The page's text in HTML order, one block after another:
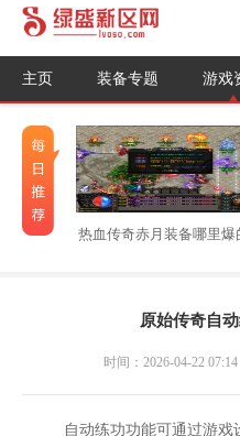
主页 装备专题 游戏
热血传奇赤月装备哪里爆
原始传奇自
时间：2026-04-22 07:14
自动练功功能可通过游